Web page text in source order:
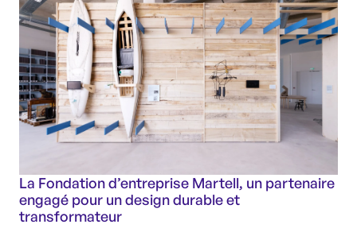
La Fondation d’entreprise Martell, un partenaire
engagé pour un design durable et
transformateur